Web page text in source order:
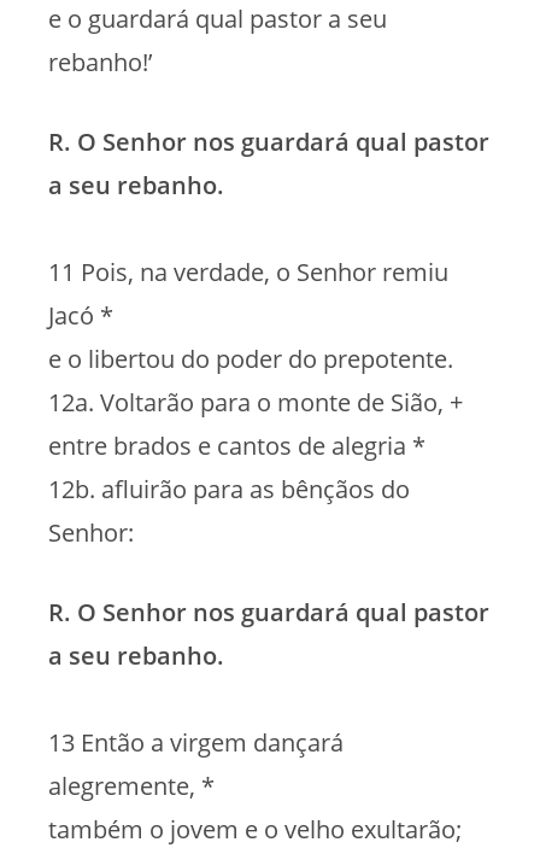
e o guardará qual pastor a seu
rebanho!’
R. O Senhor nos guardará qual pastor
a seu rebanho.
11 Pois, na verdade, o Senhor remiu
Jacó *
e o libertou do poder do prepotente.
12a. Voltarão para o monte de Sião, +
entre brados e cantos de alegria *
12b. afluirão para as bênçãos do
Senhor:
R. O Senhor nos guardará qual pastor
a seu rebanho.
13 Então a virgem dançará
alegremente, *
também o jovem e o velho exultarão;